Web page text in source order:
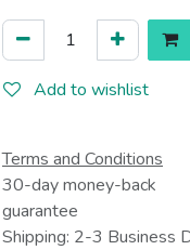
Add to wishlist
Terms and Conditions
30-day money-back
guarantee
Shipping: 2-3 Business